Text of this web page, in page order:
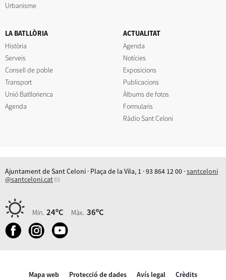
Urbanisme
LA BATLLÒRIA
Història
Serveis
Consell de poble
Transport
Unió Batllorienca
Agenda
ACTUALITAT
Agenda
Notícies
Exposicions
Publicacions
Àlbums de fotos
Formularis
Ràdio Sant Celoni
Ajuntament de Sant Celoni · Plaça de la Vila, 1 · 93 864 12 00 ·santceloni
@santceloni.cat
Mín. 24ºC Màx. 36ºC
Mapa web Protecció de dades Avís legal
Crèdits